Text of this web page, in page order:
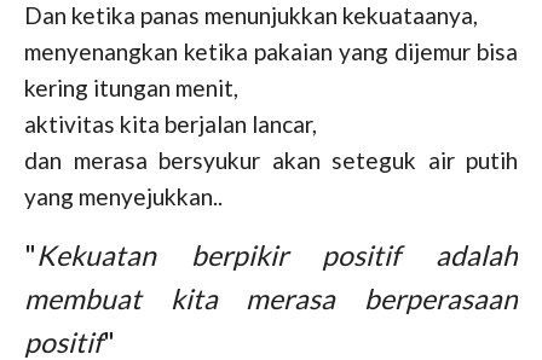
Dan ketika panas menunjukkan kekuataanya,
menyenangkan ketika pakaian yang dijemur bisa
kering itungan menit,
aktivitas kita berjalan lancar,
dan merasa bersyukur akan seteguk air putih
yang menyejukkan..
"Kekuatan berpikir positif adalah
membuat kita merasa berperasaan
positif"